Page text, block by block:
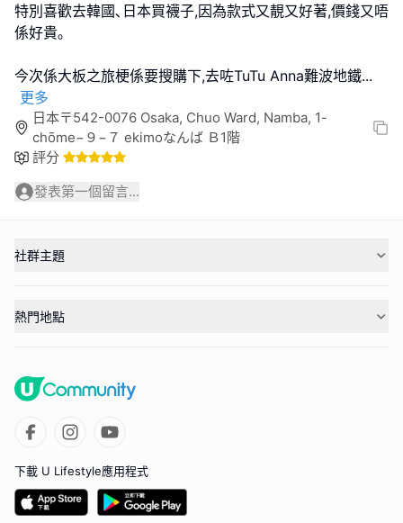
特別喜歡去韓國､日本買襪子,因為款式又靚又好著,價錢又唔
係好貴｡
今次係大板之旅梗係要搜購下,去咗TuTu Anna難波地鐵...
更多
日本〒542-0076 Osaka, Chuo Ward, Namba, 1-
chōme−９−７ ekimoなんば Ｂ1階
評分
發表第一個留言...
社群主題
熱門地點
下載 U Lifestyle應用程式